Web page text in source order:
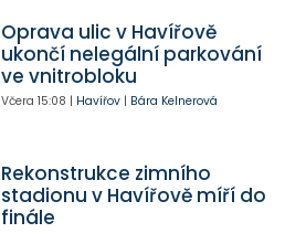
Oprava ulic v Havířově
ukončí nelegální parkování
ve vnitrobloku
Včera 15:08 | Havířov| Bára Kelnerová
Rekonstrukce zimního
stadionu v Havířově míří do
finále